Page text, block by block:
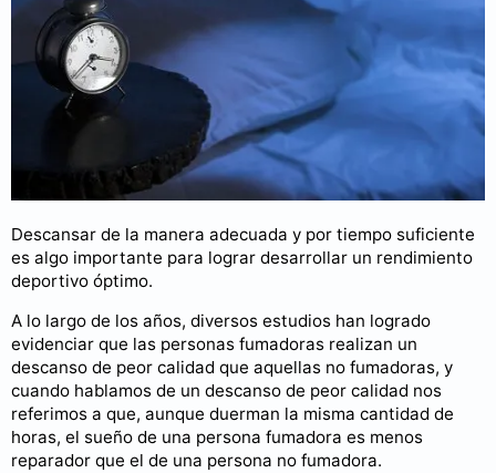
Descansar de la manera adecuada y por tiempo suficiente
es algo importante para lograr desarrollar un rendimiento
deportivo óptimo.
A lo largo de los años, diversos estudios han logrado
evidenciar que las personas fumadoras realizan un
descanso de peor calidad que aquellas no fumadoras, y
cuando hablamos de un descanso de peor calidad nos
referimos a que, aunque duerman la misma cantidad de
horas, el sueño de una persona fumadora es menos
reparador que el de una persona no fumadora.